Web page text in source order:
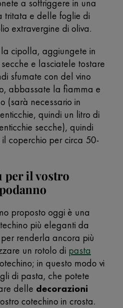
a soffriggere in una
e delle foglie di
extravergine di oliva.
cipolla, aggiungete in
e lasciatele tostare
sfumate con del vino
abbassate la fiamma e
(sarà necessario in
quindi un litro di
secche), quindi
coperchio per circa 50-
per il vostro
proposto oggi è una
più eleganti da
renderla ancora più
un rotolo di pasta
in questo modo vi
di pasta, che potete
delle decorazioni
cotechino in crosta.